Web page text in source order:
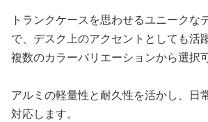
トランクケースを思わせるユニークな
で、デスク上のアクセントとしても活
複数のカラーバリエーションから選択
アルミの軽量性と耐久性を活かし、日
対応します。